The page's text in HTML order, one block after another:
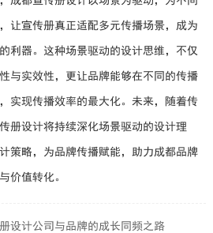
让宣传册真正适配多元传播场景，成为
利器。这种场景驱动的设计思维，不仅
与实效性，更让品牌能够在不同的传播
实现传播效率的最大化。未来，随着传
册设计将持续深化场景驱动的设计理
策略，为品牌传播赋能，助力成都品牌
价值转化。
设计公司与品牌的成长同频之路